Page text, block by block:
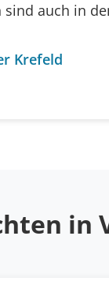
auch in
Krefeld
in